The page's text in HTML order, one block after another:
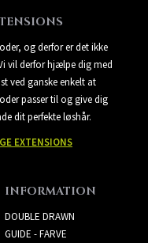
og derfor er det ikke
vil derfor hjælpe dig med
ved ganske enkelt at
passer til og give dig
dit perfekte løshår.
EXTENSIONS
INFORMATION
DOUBLE DRAWN
GUIDE - FARVE